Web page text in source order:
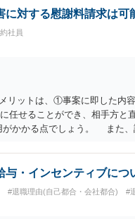
対する慰謝料請求は可
社員
リットは、①事案に即した内
任せることができ、相手方と
かかる点でしょう。 また、
注意が必要です(証拠排除さ
かわかりませんが、会社がセ
うにして下さい。そういう報
しなければ、通常は起こさ
与・インセンティブにつ
#退職理由(自己都合・会社都合) #